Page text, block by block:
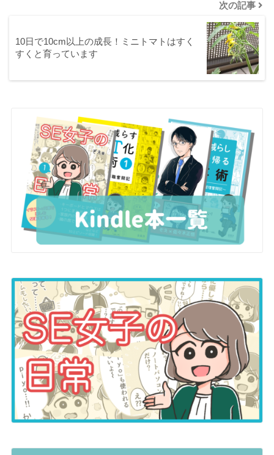
次の記事
10日で10cm以上の成長！ミニトマトはすく
すくと育っています